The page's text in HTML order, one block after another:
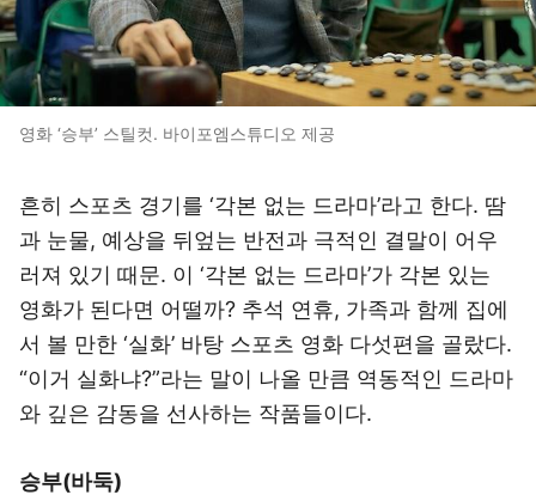
영화 ‘승부’ 스틸컷. 바이포엠스튜디오 제공
흔히 스포츠 경기를 ‘각본 없는 드라마’라고 한다. 땀
과 눈물, 예상을 뒤엎는 반전과 극적인 결말이 어우
러져 있기 때문. 이 ‘각본 없는 드라마’가 각본 있는
영화가 된다면 어떨까? 추석 연휴, 가족과 함께 집에
서 볼 만한 ‘실화’ 바탕 스포츠 영화 다섯편을 골랐다.
“이거 실화냐?”라는 말이 나올 만큼 역동적인 드라마
와 깊은 감동을 선사하는 작품들이다.
승부(바둑)